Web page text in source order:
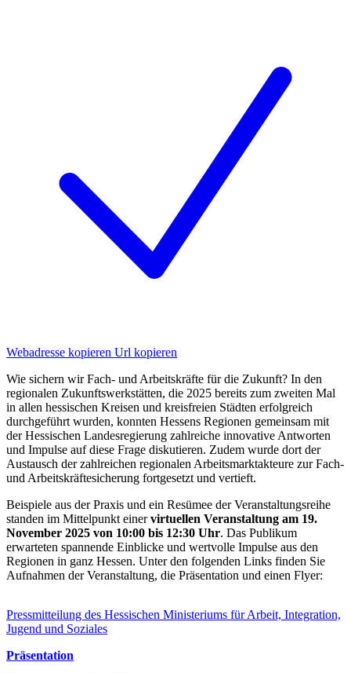
Webadresse kopieren Url kopieren
Wie sichern wir Fach- und Arbeitskräfte für die Zukunft? In den
regionalen Zukunftswerkstätten, die 2025 bereits zum zweiten Mal
in allen hessischen Kreisen und kreisfreien Städten erfolgreich
durchgeführt wurden, konnten Hessens Regionen gemeinsam mit
der Hessischen Landesregierung zahlreiche innovative Antworten
und Impulse auf diese Frage diskutieren. Zudem wurde dort der
Austausch der zahlreichen regionalen Arbeitsmarktakteure zur Fach-
und Arbeitskräftesicherung fortgesetzt und vertieft.
Beispiele aus der Praxis und ein Resümee der Veranstaltungsreihe
standen im Mittelpunkt einervirtuellen Veranstaltung am 19.
November 2025 von 10:00 bis 12:30 Uhr. Das Publikum
erwarteten spannende Einblicke und wertvolle Impulse aus den
Regionen in ganz Hessen. Unter den folgenden Links finden Sie
Aufnahmen der Veranstaltung, die Präsentation und einen Flyer:
Pressmitteilung des Hessischen Ministeriums für Arbeit, Integration,
Jugend und Soziales
Präsentation